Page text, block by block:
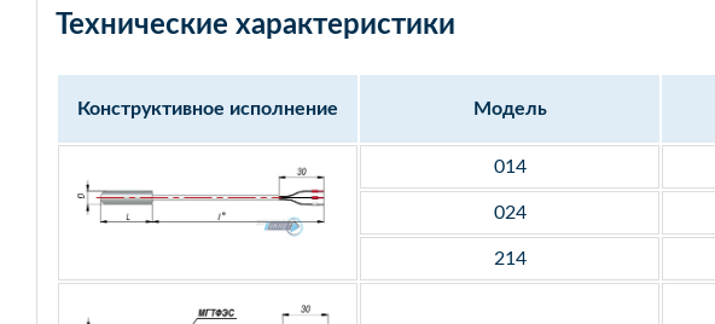
Технические характеристики
Конструктивное исполнение Модель
014
024
214